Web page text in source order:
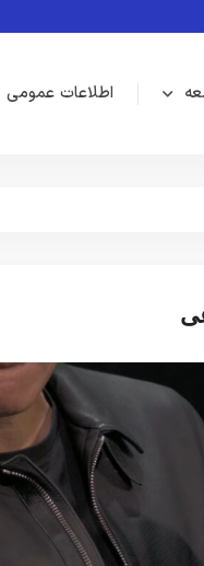
به اینترنت
اطلاعات عمومی